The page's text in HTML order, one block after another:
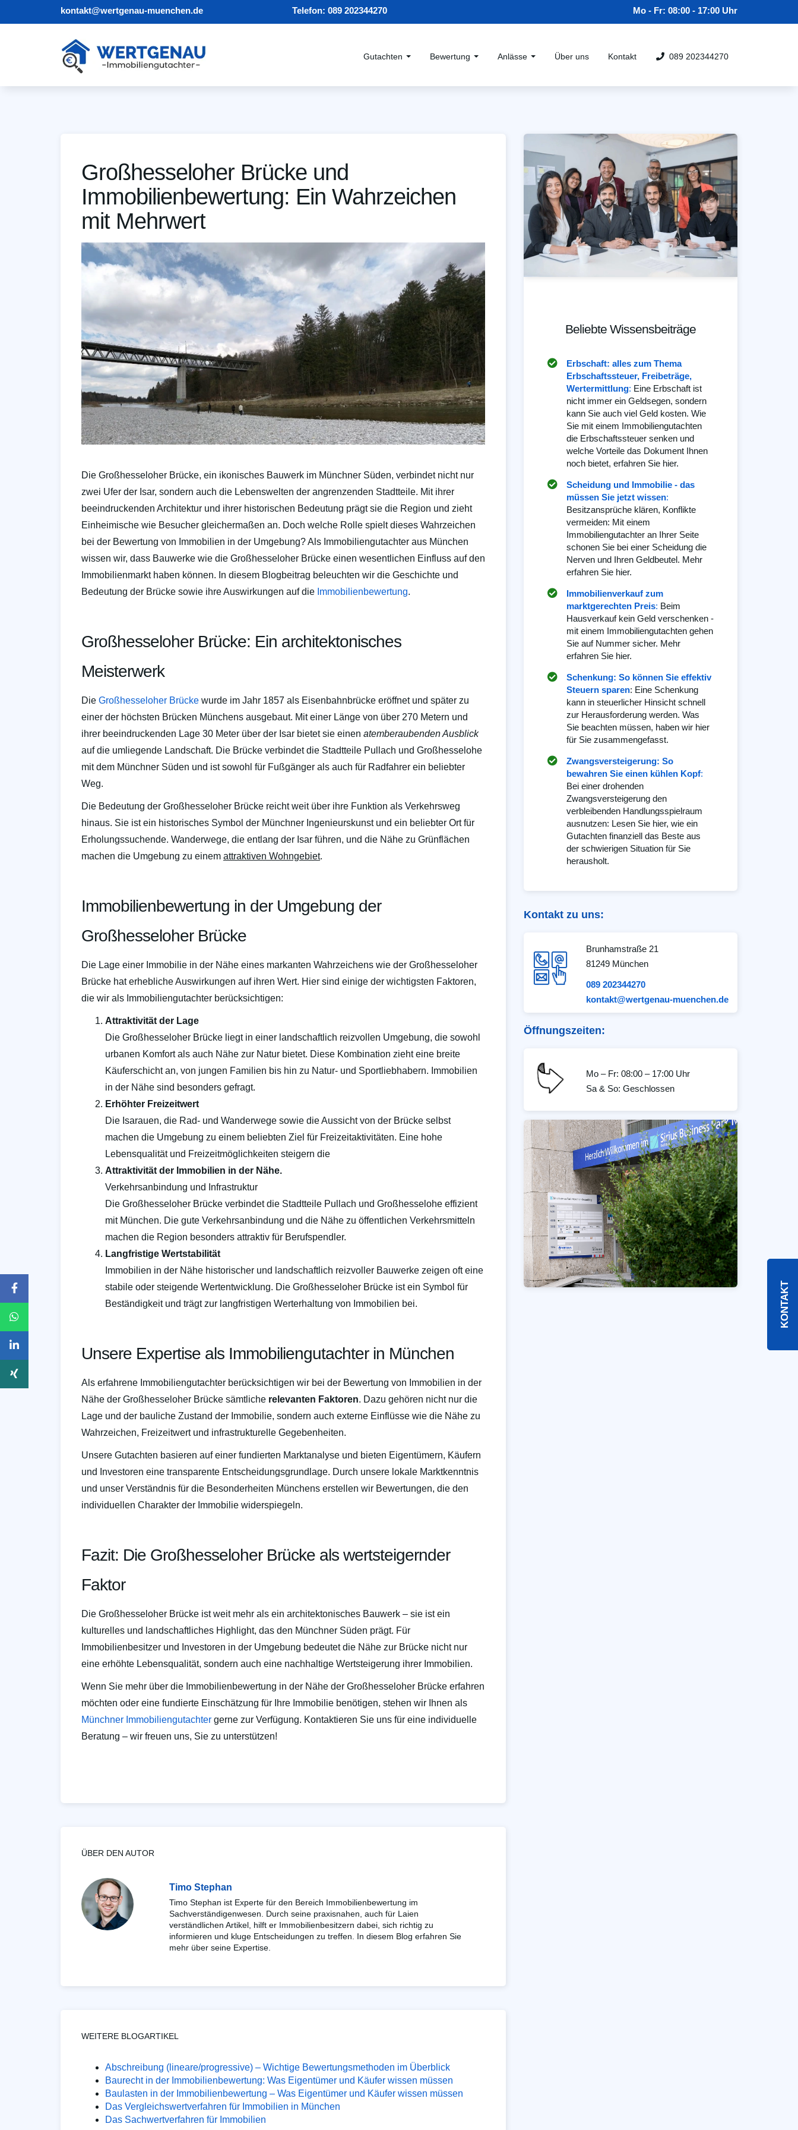
kontakt@wertgenau-muenchen.de Telefon: 089 202344270 Mo - Fr: 08:00 - 17:00 Uhr
Gutachten Bewertung Anlässe Über uns Kontakt 089 202344270
Großhesseloher Brücke und
Immobilienbewertung: Ein Wahrzeichen
mit Mehrwert
Die Großhesseloher Brücke, ein ikonisches Bauwerk im Münchner Süden, verbindet nicht nur
zwei Ufer der Isar, sondern auch die Lebenswelten der angrenzenden Stadtteile. Mit ihrer
beeindruckenden Architektur und ihrer historischen Bedeutung prägt sie die Region und zieht
Einheimische wie Besucher gleichermaßen an. Doch welche Rolle spielt dieses Wahrzeichen
bei der Bewertung von Immobilien in der Umgebung? Als Immobiliengutachter aus München
wissen wir, dass Bauwerke wie die Großhesseloher Brücke einen wesentlichen Einfluss auf den
Immobilienmarkt haben können. In diesem Blogbeitrag beleuchten wir die Geschichte und
Bedeutung der Brücke sowie ihre Auswirkungen auf die Immobilienbewertung.
Großhesseloher Brücke: Ein architektonisches
Meisterwerk
Die Großhesseloher Brücke wurde im Jahr 1857 als Eisenbahnbrücke eröffnet und später zu
einer der höchsten Brücken Münchens ausgebaut. Mit einer Länge von über 270 Metern und
ihrer beeindruckenden Lage 30 Meter über der Isar bietet sie einen atemberaubenden Ausblick
auf die umliegende Landschaft. Die Brücke verbindet die Stadtteile Pullach und Großhesselohe
mit dem Münchner Süden und ist sowohl für Fußgänger als auch für Radfahrer ein beliebter
Weg.
Die Bedeutung der Großhesseloher Brücke reicht weit über ihre Funktion als Verkehrsweg
hinaus. Sie ist ein historisches Symbol der Münchner Ingenieurskunst und ein beliebter Ort für
Erholungssuchende. Wanderwege, die entlang der Isar führen, und die Nähe zu Grünflächen
machen die Umgebung zu einem attraktiven Wohngebiet.
Immobilienbewertung in der Umgebung der
Großhesseloher Brücke
Die Lage einer Immobilie in der Nähe eines markanten Wahrzeichens wie der Großhesseloher
Brücke hat erhebliche Auswirkungen auf ihren Wert. Hier sind einige der wichtigsten Faktoren,
die wir als Immobiliengutachter berücksichtigen:
Attraktivität der Lage
Die Großhesseloher Brücke liegt in einer landschaftlich reizvollen Umgebung, die sowohl
urbanen Komfort als auch Nähe zur Natur bietet. Diese Kombination zieht eine breite
Käuferschicht an, von jungen Familien bis hin zu Natur- und Sportliebhabern. Immobilien
in der Nähe sind besonders gefragt.
Erhöhter Freizeitwert
Die Isarauen, die Rad- und Wanderwege sowie die Aussicht von der Brücke selbst
machen die Umgebung zu einem beliebten Ziel für Freizeitaktivitäten. Eine hohe
Lebensqualität und Freizeitmöglichkeiten steigern die
Attraktivität der Immobilien in der Nähe.
Verkehrsanbindung und Infrastruktur
Die Großhesseloher Brücke verbindet die Stadtteile Pullach und Großhesselohe effizient
mit München. Die gute Verkehrsanbindung und die Nähe zu öffentlichen Verkehrsmitteln
machen die Region besonders attraktiv für Berufspendler.
Langfristige Wertstabilität
Immobilien in der Nähe historischer und landschaftlich reizvoller Bauwerke zeigen oft eine
stabile oder steigende Wertentwicklung. Die Großhesseloher Brücke ist ein Symbol für
Beständigkeit und trägt zur langfristigen Werterhaltung von Immobilien bei.
Unsere Expertise als Immobiliengutachter in München
Als erfahrene Immobiliengutachter berücksichtigen wir bei der Bewertung von Immobilien in der
Nähe der Großhesseloher Brücke sämtliche relevanten Faktoren. Dazu gehören nicht nur die
Lage und der bauliche Zustand der Immobilie, sondern auch externe Einflüsse wie die Nähe zu
Wahrzeichen, Freizeitwert und infrastrukturelle Gegebenheiten.
Unsere Gutachten basieren auf einer fundierten Marktanalyse und bieten Eigentümern, Käufern
und Investoren eine transparente Entscheidungsgrundlage. Durch unsere lokale Marktkenntnis
und unser Verständnis für die Besonderheiten Münchens erstellen wir Bewertungen, die den
individuellen Charakter der Immobilie widerspiegeln.
Fazit: Die Großhesseloher Brücke als wertsteigernder
Faktor
Die Großhesseloher Brücke ist weit mehr als ein architektonisches Bauwerk – sie ist ein
kulturelles und landschaftliches Highlight, das den Münchner Süden prägt. Für
Immobilienbesitzer und Investoren in der Umgebung bedeutet die Nähe zur Brücke nicht nur
eine erhöhte Lebensqualität, sondern auch eine nachhaltige Wertsteigerung ihrer Immobilien.
Wenn Sie mehr über die Immobilienbewertung in der Nähe der Großhesseloher Brücke erfahren
möchten oder eine fundierte Einschätzung für Ihre Immobilie benötigen, stehen wir Ihnen als
Münchner Immobiliengutachter gerne zur Verfügung. Kontaktieren Sie uns für eine individuelle
Beratung – wir freuen uns, Sie zu unterstützen!
ÜBER DEN AUTOR
Timo Stephan
Timo Stephan ist Experte für den Bereich Immobilienbewertung im
Sachverständigenwesen. Durch seine praxisnahen, auch für Laien
verständlichen Artikel, hilft er Immobilienbesitzern dabei, sich richtig zu
informieren und kluge Entscheidungen zu treffen. In diesem Blog erfahren Sie
mehr über seine Expertise.
WEITERE BLOGARTIKEL
Abschreibung (lineare/progressive) – Wichtige Bewertungsmethoden im Überblick
Baurecht in der Immobilienbewertung: Was Eigentümer und Käufer wissen müssen
Baulasten in der Immobilienbewertung – Was Eigentümer und Käufer wissen müssen
Das Vergleichswertverfahren für Immobilien in München
Das Sachwertverfahren für Immobilien
Beliebte Wissensbeiträge
Erbschaft: alles zum Thema
Erbschaftssteuer, Freibeträge,
Wertermittlung: Eine Erbschaft ist
nicht immer ein Geldsegen, sondern
kann Sie auch viel Geld kosten. Wie
Sie mit einem Immobiliengutachten
die Erbschaftssteuer senken und
welche Vorteile das Dokument Ihnen
noch bietet, erfahren Sie hier.
Scheidung und Immobilie - das
müssen Sie jetzt wissen:
Besitzansprüche klären, Konflikte
vermeiden: Mit einem
Immobiliengutachter an Ihrer Seite
schonen Sie bei einer Scheidung die
Nerven und Ihren Geldbeutel. Mehr
erfahren Sie hier.
Immobilienverkauf zum
marktgerechten Preis: Beim
Hausverkauf kein Geld verschenken -
mit einem Immobiliengutachten gehen
Sie auf Nummer sicher. Mehr
erfahren Sie hier.
Schenkung: So können Sie effektiv
Steuern sparen: Eine Schenkung
kann in steuerlicher Hinsicht schnell
zur Herausforderung werden. Was
Sie beachten müssen, haben wir hier
für Sie zusammengefasst.
Zwangsversteigerung: So
bewahren Sie einen kühlen Kopf:
Bei einer drohenden
Zwangsversteigerung den
verbleibenden Handlungsspielraum
ausnutzen: Lesen Sie hier, wie ein
Gutachten finanziell das Beste aus
der schwierigen Situation für Sie
herausholt.
Kontakt zu uns:
Brunhamstraße 21
81249 München
089 202344270
kontakt@wertgenau-muenchen.de
Öffnungszeiten:
Mo – Fr: 08:00 – 17:00 Uhr
Sa & So: Geschlossen
KONTAKT